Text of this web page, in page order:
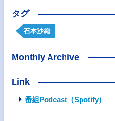
タグ
石本沙織
Monthly Archive
Link
番組Podcast（Spotify）